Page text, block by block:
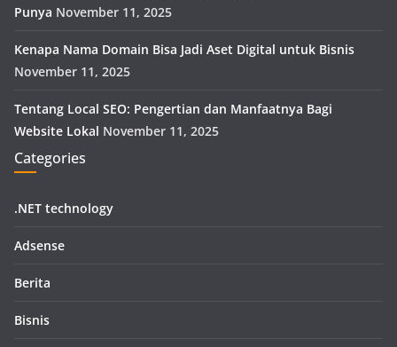
Punya November 11, 2025
Kenapa Nama Domain Bisa Jadi Aset Digital untuk Bisnis
November 11, 2025
Tentang Local SEO: Pengertian dan Manfaatnya Bagi
Website Lokal November 11, 2025
Categories
.NET technology
Adsense
Berita
Bisnis